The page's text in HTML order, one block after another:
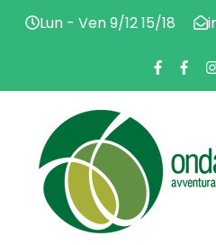
Lun - Ven 9/12 15/18